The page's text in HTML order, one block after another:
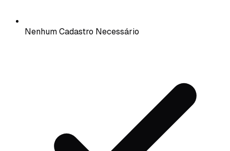
Nenhum Cadastro Necessário